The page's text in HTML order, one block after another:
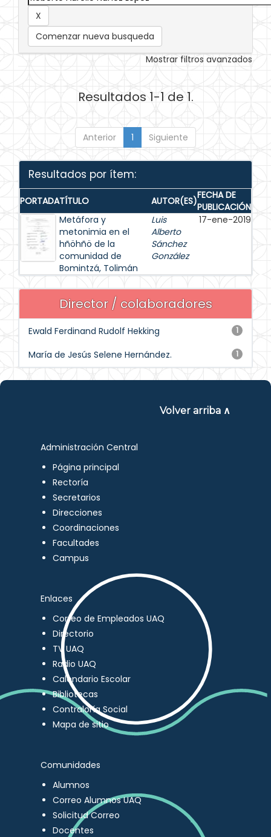
Comenzar nueva busqueda
Mostrar filtros avanzados
Resultados 1-1 de 1.
Anterior 1 Siguiente
Resultados por ítem:
PORTADATÍTULO AUTOR(ES)FECHA DE
PUBLICACIÓN
Metáfora y
metonimia en el
hñöhñö de la
comunidad de
Bomintzá, Tolimán
Luis
Alberto
Sánchez
González
17-ene-2019
Director / colaboradores
1
Ewald Ferdinand Rudolf Hekking
1
María de Jesús Selene Hernández.
Volver arriba ∧
Administración Central
Página principal
Rectoría
Secretarios
Direcciones
Coordinaciones
Facultades
Campus
Enlaces
Correo de Empleados UAQ
Directorio
TV UAQ
Radio UAQ
Calendario Escolar
Bibliotecas
Contraloría Social
Mapa de sitio
Comunidades
Alumnos
Correo Alumnos UAQ
Solicitud Correo
Docentes